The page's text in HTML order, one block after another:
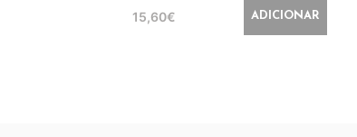
15,60€ ADICIONAR